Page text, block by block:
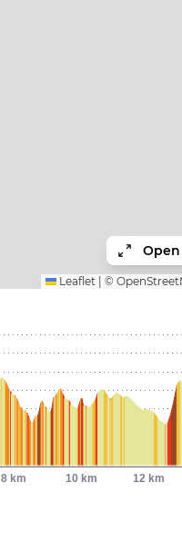
Leaflet ©
8 km 10 km 12 km